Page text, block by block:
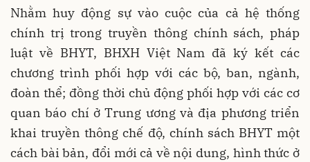
Nhằm huy động sự vào cuộc của cả hệ thống
chính trị trong truyền thông chính sách, pháp
luật về BHYT, BHXH Việt Nam đã ký kết các
chương trình phối hợp với các bộ, ban, ngành,
đoàn thể; đồng thời chủ động phối hợp với các cơ
quan báo chí ở Trung ương và địa phương triển
khai truyền thông chế độ, chính sách BHYT một
cách bài bản, đổi mới cả về nội dung, hình thức ở